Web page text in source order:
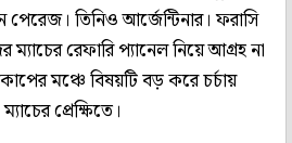
তিনিও আর্জেন্টিনার। ফরাসি
রেফারি প্যানেল নিয়ে আগ্রহ না
মঞ্চে বিষয়টি বড় করে চর্চায়
প্রেক্ষিতে।